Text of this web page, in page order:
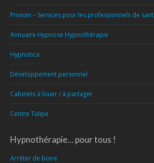
Privium – Services pour les professionnels de
Annuaire Hypnose Hypnothérapie
Hypnotica
Développement personnel
Cabinets à louer / à partager
Centre Tulipe
Hypnothérapie… pour tous !
Arrêter de boire